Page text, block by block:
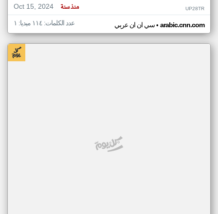
Oct 15, 2024
منذ سنة UP28TR
سي ان ان عربي• arabic.cnn.com عدد الكلمات: ١١٤ ميديا: ١